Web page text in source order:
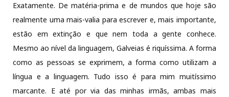
Exatamente. De matéria-prima e de mundos que hoje são
realmente uma mais-valia para escrever e, mais importante,
estão em extinção e que nem toda a gente conhece.
Mesmo ao nível da linguagem, Galveias é riquíssima. A forma
como as pessoas se exprimem, a forma como utilizam a
língua e a linguagem. Tudo isso é para mim muitíssimo
marcante. E até por via das minhas irmãs, ambas mais